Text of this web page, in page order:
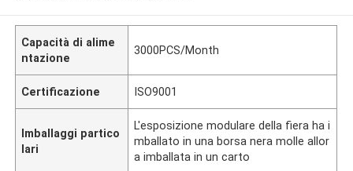
Capacità di alime
ntazione
3000PCS/Month
Certificazione ISO9001
Imballaggi partico
lari
L'esposizione modulare della fiera ha i
mballato in una borsa nera molle allor
a imballata in un carto